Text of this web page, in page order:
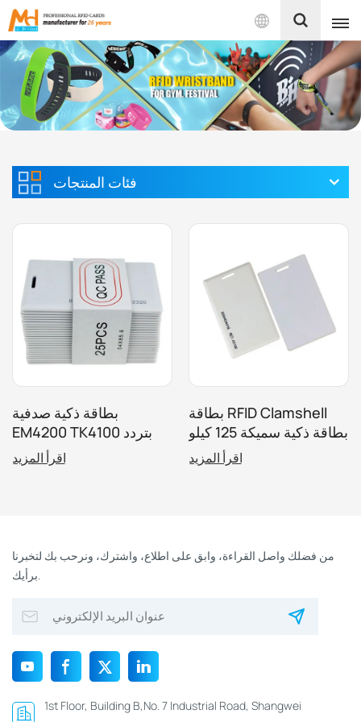
بالعربية
English
فئات المنتجات
بطاقة ذكية صدفية
EM4200 TK4100 بتردد
125 كيلوهرتز للتحكم في
الوصول
اقرأ المزيد
بطاقة RFID Clamshell
بطاقة ذكية سميكة 125 كيلو
هرتز RFID T5577 للتحكم
في الوصول
اقرأ المزيد
من فضلك واصل القراءة، وابق على اطلاع، واشترك، ونرحب بك لتخبرنا
برأيك.
1st Floor, Building B,No. 7 Industrial Road, Shangwei